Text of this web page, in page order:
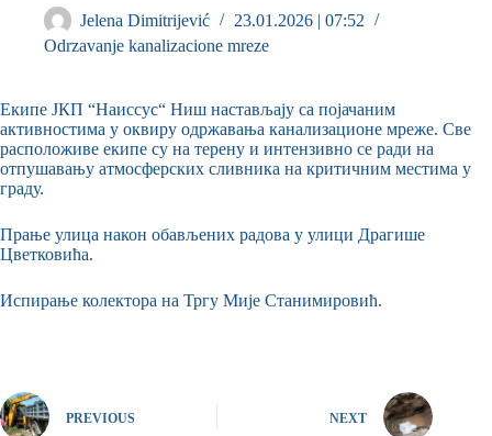
Jelena Dimitrijević
23.01.2026 | 07:52
Odrzavanje kanalizacione mreze
Екипе ЈКП “Наиссус“ Ниш настављају са појачаним
активностима у оквиру одржавања канализационе мреже. Све
расположиве екипе су на терену и интензивно се ради на
отпушавању атмосферских сливника на критичним местима у
граду.
Прање улица након обављених радова у улици Драгише
Цветковића.
Испирање колектора на Тргу Мије Станимировић.
PREVIOUS NEXT